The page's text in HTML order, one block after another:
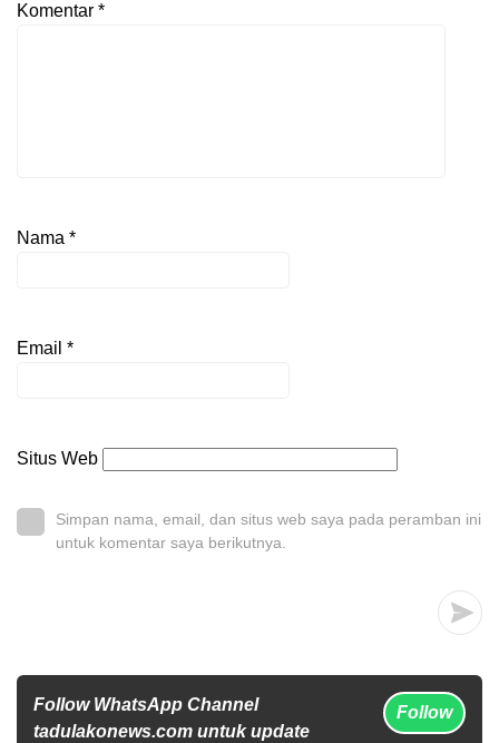
Komentar *
Nama *
Email *
Situs Web
Simpan nama, email, dan situs web saya pada peramban ini
untuk komentar saya berikutnya.
Follow WhatsApp Channel
tadulakonews.com untuk update
Follow